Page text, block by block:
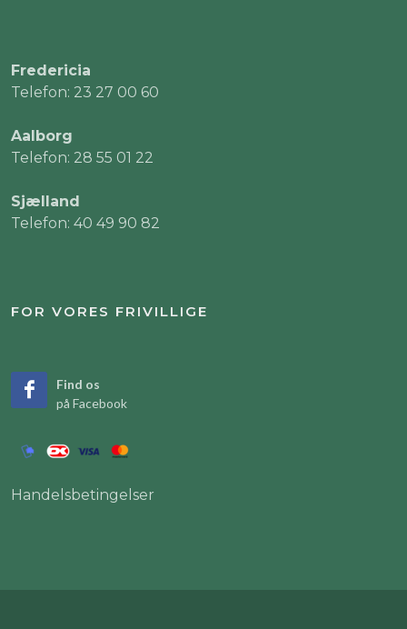
Fredericia
Telefon: 23 27 00 60
Aalborg
Telefon: 28 55 01 22
Sjælland
Telefon: 40 49 90 82
FOR VORES FRIVILLIGE
Find os
på Facebook
Handelsbetingelser